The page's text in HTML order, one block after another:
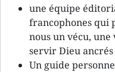
une équipe
francophones qui
nous un vécu,
servir Dieu ancrés
Un guide